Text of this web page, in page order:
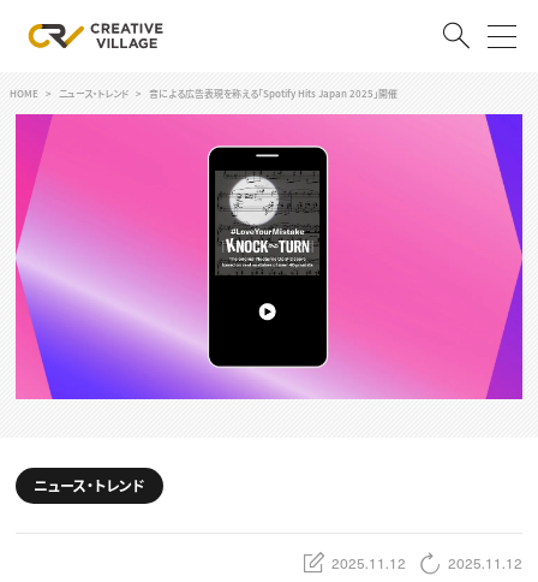
クリエイター求人を探す
CREATIVE JOB求人検索
特集求人
採用説明会
転職支援サービス
CONTENTS
スキルアップしたい！ トップ
デザイン
動画配信・映像制作
TOP Creator’s コラム
HOME ニュース・トレンド 音による広告表現を称える「Spotify Hits Japan 2025」開催
ニュース・トレンド
2025.11.12 2025.11.12